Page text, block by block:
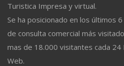
Turistica Impresa y virtual.
Se ha posicionado en los últimos
de consulta comercial más
mas de 18.000 visitantes cada
Web.